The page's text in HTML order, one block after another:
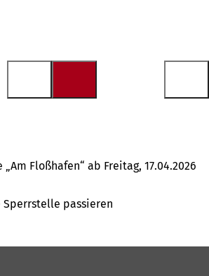
Floßhafen“ ab Freitag, 17.04.2026
passieren